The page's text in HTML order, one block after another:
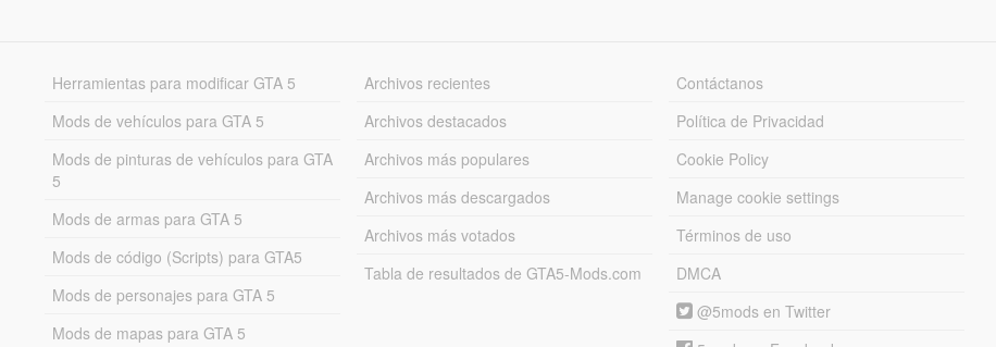
Herramientas para modificar GTA 5
Mods de vehículos para GTA 5
Mods de pinturas de vehículos para GTA
5
Mods de armas para GTA 5
Mods de código (Scripts) para GTA5
Mods de personajes para GTA 5
Mods de mapas para GTA 5
Archivos recientes
Archivos destacados
Archivos más populares
Archivos más descargados
Archivos más votados
Tabla de resultados de GTA5-Mods.com
Contáctanos
Política de Privacidad
Cookie Policy
Manage cookie settings
Términos de uso
DMCA
@5mods en Twitter